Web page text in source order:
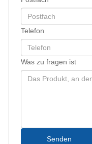
Telefon
Was zu fragen ist
Senden